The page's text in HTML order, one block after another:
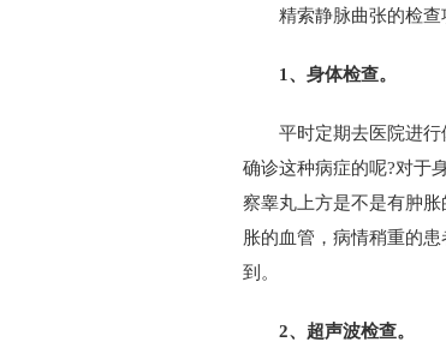
精索静脉曲张的检查项
1、身体检查。
平时定期去医院进行
确诊这种病症的呢?对于
察睾丸上方是不是有肿
胀的血管，病情稍重的
到。
2、超声波检查。